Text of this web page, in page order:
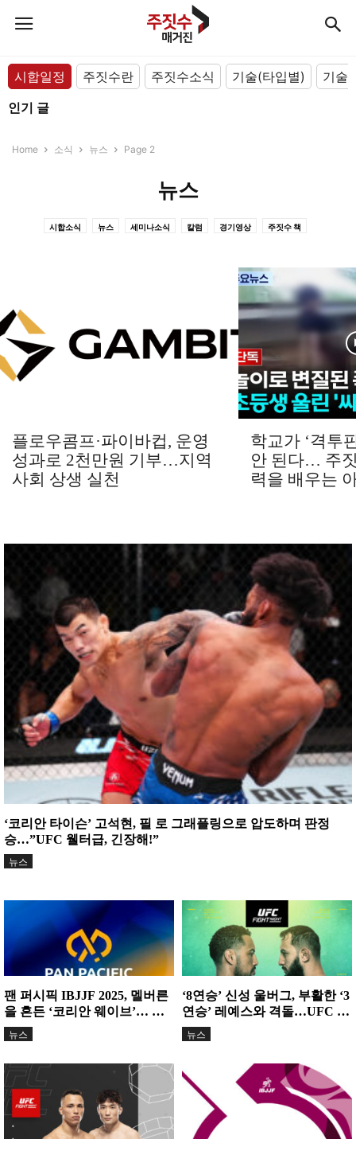
시합일정 주짓수란 주짓수소식 기술(타입별)
기술
인기 글
Home 소식 뉴스 Page 2
뉴스
시합소식 뉴스 세미나소식 칼럼 경기영상 주짓수 책
플로우콤프·파이바컵, 운영
성과로 2천만원 기부…지역
사회 상생 실천
학교가 ‘격투
안 된다… 주
력을 배우는
‘코리안 타이슨’ 고석현, 필 로 그래플링으로 압도하며 판정
승…”UFC 웰터급, 긴장해!”
뉴스
팬 퍼시픽 IBJJF 2025, 멜버른
을 흔든 ‘코리안 웨이브’… 한
국 선수들 메이저...
뉴스
‘8연승’ 신성 울버그, 부활한 ‘3
연승’ 레예스와 격돌…UFC 타
이틀 도전권 노린다
뉴스